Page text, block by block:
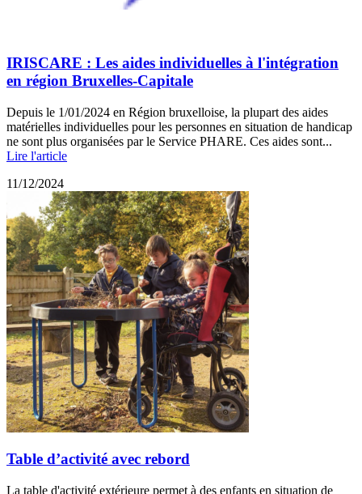
IRISCARE : Les aides individuelles à l'intégration
en région Bruxelles-Capitale
Depuis le 1/01/2024 en Région bruxelloise, la plupart des aides
matérielles individuelles pour les personnes en situation de handicap
ne sont plus organisées par le Service PHARE. Ces aides sont...
Lire l'article
11/12/2024
Table d’activité avec rebord
La table d'activité extérieure permet à des enfants en situation de